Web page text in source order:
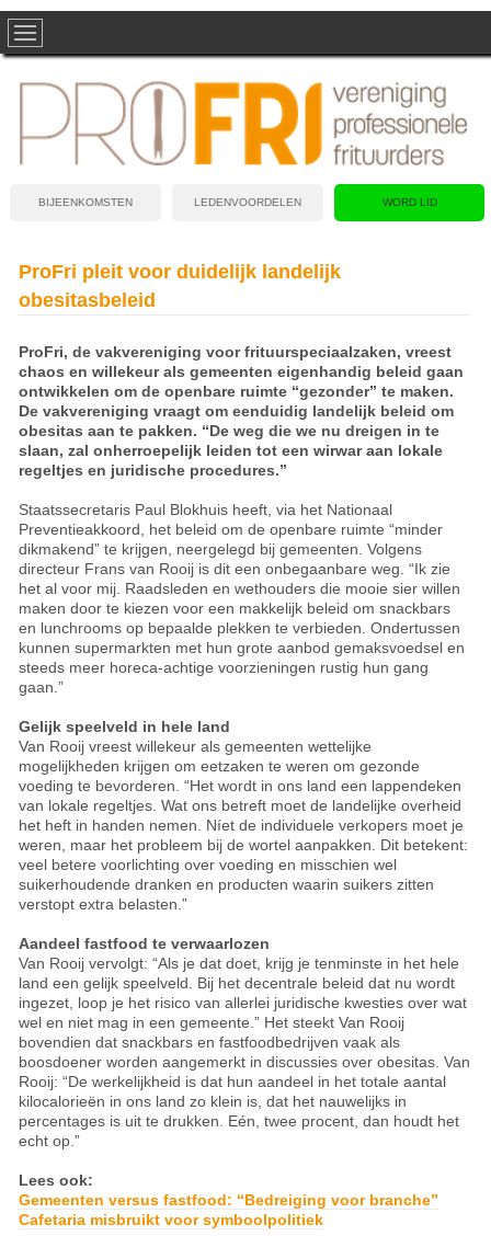
BIJEENKOMSTEN LEDENVOORDELEN WORD LID
ProFri pleit voor duidelijk landelijk
obesitasbeleid
ProFri, de vakvereniging voor frituurspeciaalzaken, vreest
chaos en willekeur als gemeenten eigenhandig beleid gaan
ontwikkelen om de openbare ruimte “gezonder” te maken.
De vakvereniging vraagt om eenduidig landelijk beleid om
obesitas aan te pakken. “De weg die we nu dreigen in te
slaan, zal onherroepelijk leiden tot een wirwar aan lokale
regeltjes en juridische procedures.”
Staatssecretaris Paul Blokhuis heeft, via het Nationaal
Preventieakkoord, het beleid om de openbare ruimte “minder
dikmakend” te krijgen, neergelegd bij gemeenten. Volgens
directeur Frans van Rooij is dit een onbegaanbare weg. “Ik zie
het al voor mij. Raadsleden en wethouders die mooie sier willen
maken door te kiezen voor een makkelijk beleid om snackbars
en lunchrooms op bepaalde plekken te verbieden. Ondertussen
kunnen supermarkten met hun grote aanbod gemaksvoedsel en
steeds meer horeca-achtige voorzieningen rustig hun gang
gaan.”
Gelijk speelveld in hele land
Van Rooij vreest willekeur als gemeenten wettelijke
mogelijkheden krijgen om eetzaken te weren om gezonde
voeding te bevorderen. “Het wordt in ons land een lappendeken
van lokale regeltjes. Wat ons betreft moet de landelijke overheid
het heft in handen nemen. Níet de individuele verkopers moet je
weren, maar het probleem bij de wortel aanpakken. Dit betekent:
veel betere voorlichting over voeding en misschien wel
suikerhoudende dranken en producten waarin suikers zitten
verstopt extra belasten.”
Aandeel fastfood te verwaarlozen
Van Rooij vervolgt: “Als je dat doet, krijg je tenminste in het hele
land een gelijk speelveld. Bij het decentrale beleid dat nu wordt
ingezet, loop je het risico van allerlei juridische kwesties over wat
wel en niet mag in een gemeente.” Het steekt Van Rooij
bovendien dat snackbars en fastfoodbedrijven vaak als
boosdoener worden aangemerkt in discussies over obesitas. Van
Rooij: “De werkelijkheid is dat hun aandeel in het totale aantal
kilocalorieën in ons land zo klein is, dat het nauwelijks in
percentages is uit te drukken. Eén, twee procent, dan houdt het
echt op.”
Lees ook:
Gemeenten versus fastfood: “Bedreiging voor branche”
Cafetaria misbruikt voor symboolpolitiek